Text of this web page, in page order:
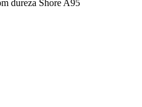
dureza Shore A95